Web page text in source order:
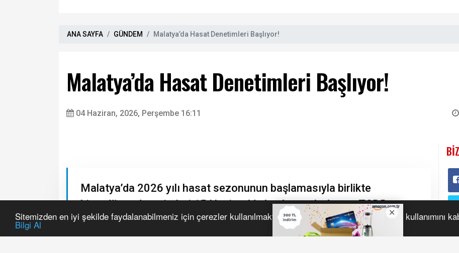
Sitemizden en iyi şekilde faydalanabilmeniz için çerezler kullanılmaktadır. Bu siteye giriş yaparak çerez kullanımını
Bilgi Al
ANA SAYFA GÜNDEM Malatya’da Hasat Denetimleri Başlıyor!
Malatya’da Hasat Denetimleri Başlıyor!
04 Haziran, 2026, Perşembe 16:11